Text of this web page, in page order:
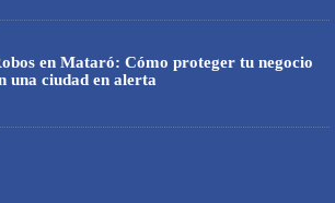
en Mataró: Cómo proteger tu negocio
una ciudad en alerta